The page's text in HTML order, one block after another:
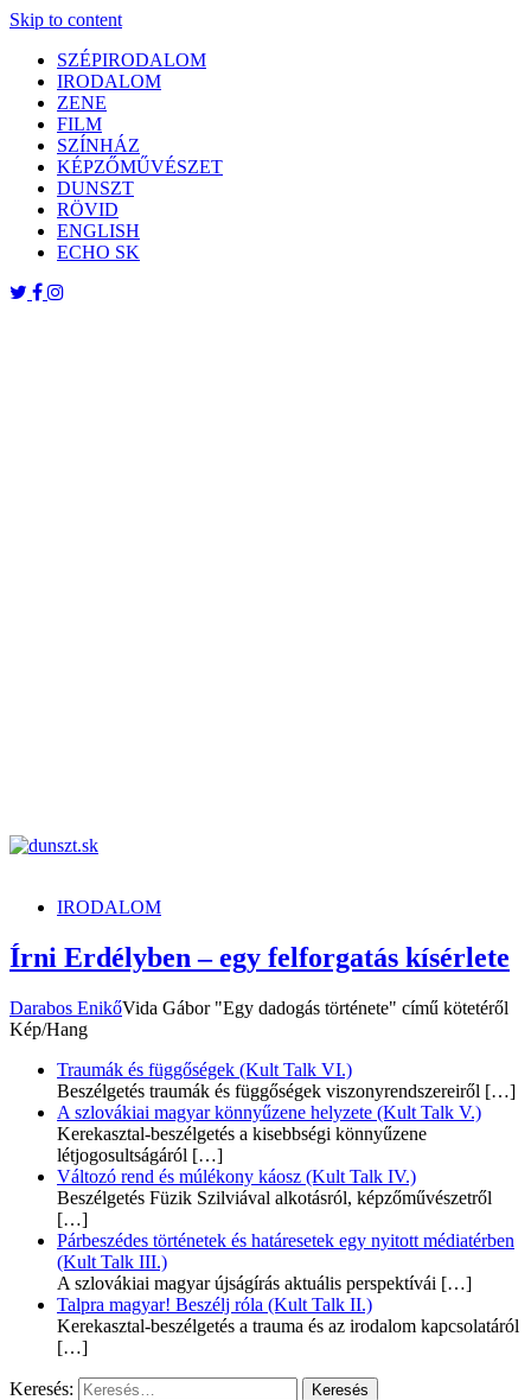
Skip to content
SZÉPIRODALOM
IRODALOM
ZENE
FILM
SZÍNHÁZ
KÉPZŐMŰVÉSZET
DUNSZT
RÖVID
ENGLISH
ECHO SK
IRODALOM
Írni Erdélyben – egy felforgatás kísérlete
Darabos EnikőVida Gábor "Egy dadogás története" című kötetéről
Kép/Hang
Traumák és függőségek (Kult Talk VI.)
Beszélgetés traumák és függőségek viszonyrendszereiről […]
A szlovákiai magyar könnyűzene helyzete (Kult Talk V.)
Kerekasztal-beszélgetés a kisebbségi könnyűzene
létjogosultságáról […]
Változó rend és múlékony káosz (Kult Talk IV.)
Beszélgetés Füzik Szilviával alkotásról, képzőművészetről
[…]
Párbeszédes történetek és határesetek egy nyitott médiatérben
(Kult Talk III.)
A szlovákiai magyar újságírás aktuális perspektívái […]
Talpra magyar! Beszélj róla (Kult Talk II.)
Kerekasztal-beszélgetés a trauma és az irodalom kapcsolatáról
[…]
Keresés: